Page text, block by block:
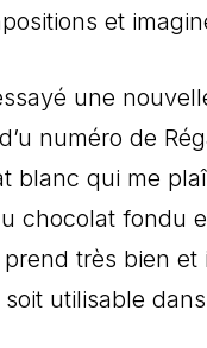
et
une
numéro de
blanc qui me
chocolat fondu
très bien et
utilisable